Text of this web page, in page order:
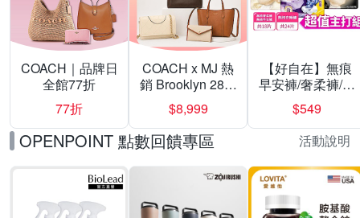
COACH｜品牌日
全館77折
77折
COACH x MJ 熱
銷 Brooklyn 28／
兩用／斜背包均
一價-多款可選
$8,999
【好自在】無痕
早安褲/奢柔褲/熊
抱安睡褲 超值組
任選一組 -生理
褲/衛生棉褲(無痕
褲18片、安睡褲
24片)
$549
OPENPOINT 點數回饋專區 活動說明